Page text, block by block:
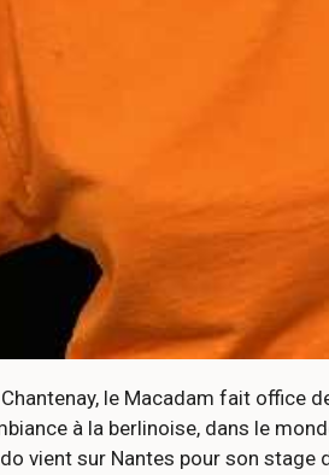
le Macadam fait office
à la berlinoise, dans le
vient sur Nantes pour son stage